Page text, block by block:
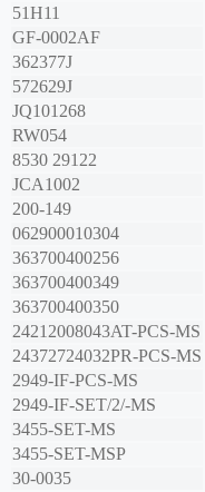
51H11
GF-0002AF
362377J
572629J
JQ101268
RW054
8530 29122
JCA1002
200-149
062900010304
363700400256
363700400349
363700400350
24212008043AT-PCS-MS
24372724032PR-PCS-MS
2949-IF-PCS-MS
2949-IF-SET/2/-MS
3455-SET-MS
3455-SET-MSP
30-0035